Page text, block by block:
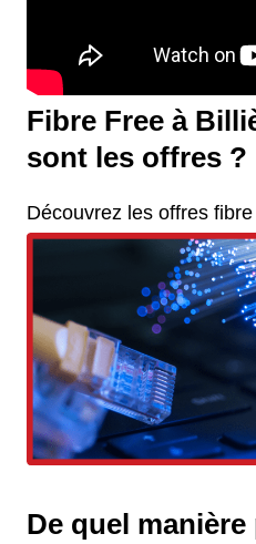
Fibre Free à
sont les offres ?
Découvrez les offres
De quel